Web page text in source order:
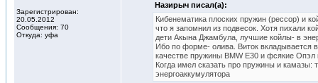
Зарегистрирован:
20.05.2012
Сообщения: 70
Откуда: уфа
Назирыч писал(а):
Кибенематика плоских пружин (рессор) и
что я запомнил из подвесок. Хотя пихали
дети Акына Джамбула, лучшие койлы- в
Ибо по форме- олива. Виток вкладывается
качестве пружины BMW E30 и фсякие Опэл
Когда имел сказать про пружины и камазы:
энергоаккумулятора